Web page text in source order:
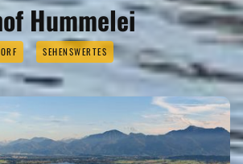
Hummelei
SEHENSWERTES